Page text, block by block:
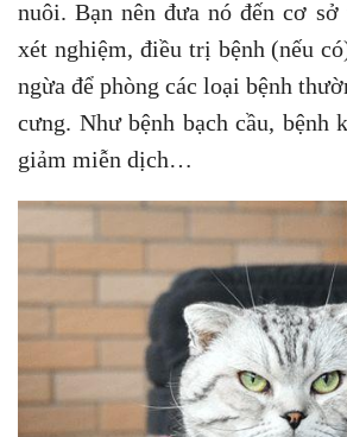
nuôi. Bạn nên đưa nó đến cơ
xét nghiệm, điều trị bệnh (nếu
ngừa để phòng các loại bệnh
cưng. Như bệnh bạch cầu, bệnh
giảm miễn dịch…